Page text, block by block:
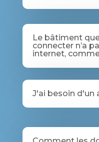
Le bâtiment
connecter n’a
internet,
J'ai besoin d'un